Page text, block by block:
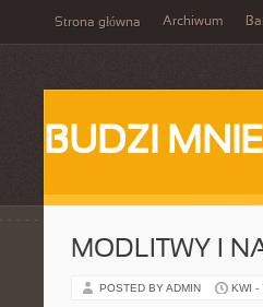
Strona główna Archiwum
BUDZI MNIE
MODLITWY I
POSTED BY ADMIN KWI -